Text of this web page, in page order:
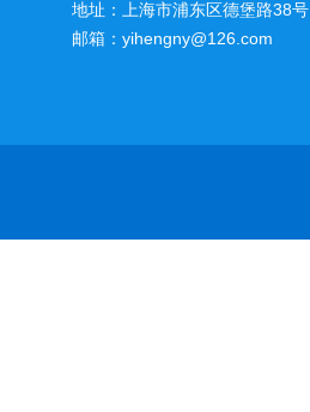
地址：上海市浦东区德堡路38号
邮箱：yihengny@126.com